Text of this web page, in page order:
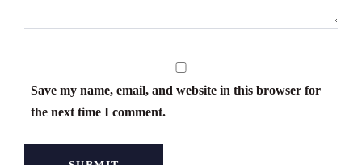
Save my name, email, and website in this browser for
the next time I comment.